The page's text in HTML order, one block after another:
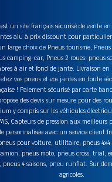
un site français sécurisé de vente
alu à prix discount pour
large choix de Pneus tourisme,
camping-car, Pneus 2 roues: pneus
à air et fond de jante. Livraison
vos pneus et vos jantes en toute
! Paiement sécurisé par carte
des devis sur mesure pour des
y compris sur les véhicules
Capteurs de pression aux
personnalisée avec un service client
pour voiture, utilitaire, pneus
pneus moto, pneus cross, trial,
pneus 4 saisons, pneu runflat. Sur
agricoles.